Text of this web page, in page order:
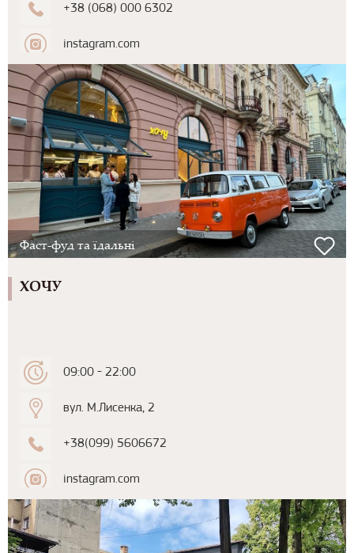
+38 (068) 000 6302
instagram.com
Фаст-фуд та їдальні
ХОЧУ
09:00 - 22:00
вул. М.Лисенка, 2
+38(099) 5606672
instagram.com